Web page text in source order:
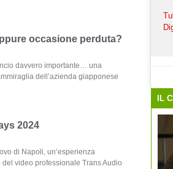
occasione perduta?
davvero importante… una
dell’azienda giapponese
2024
di Napoli, un’esperienza
video professionale Trans Audio
IL